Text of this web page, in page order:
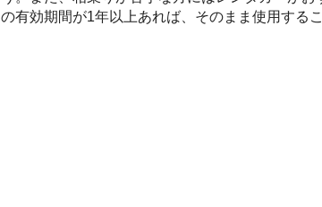
の有効期間が1年以上あれば、そのまま使用する